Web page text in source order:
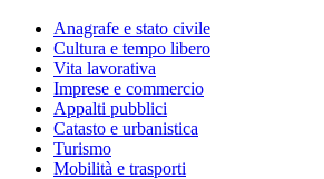
Anagrafe e stato civile
Cultura e tempo libero
Vita lavorativa
Imprese e commercio
Appalti pubblici
Catasto e urbanistica
Turismo
Mobilità e trasporti